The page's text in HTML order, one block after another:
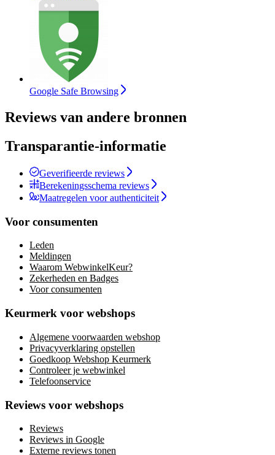
Google Safe Browsing
Reviews van andere bronnen
Transparantie-informatie
Geverifieerde reviews
Berekeningsschema reviews
Maatregelen voor authenticiteit
Voor consumenten
Leden
Meldingen
Waarom WebwinkelKeur?
Zekerheden en Badges
Voor consumenten
Keurmerk voor webshops
Algemene voorwaarden webshop
Privacyverklaring opstellen
Goedkoop Webshop Keurmerk
Controleer je webwinkel
Telefoonservice
Reviews voor webshops
Reviews
Reviews in Google
Externe reviews tonen